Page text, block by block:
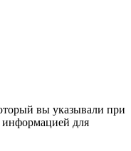
вы указывали при
для